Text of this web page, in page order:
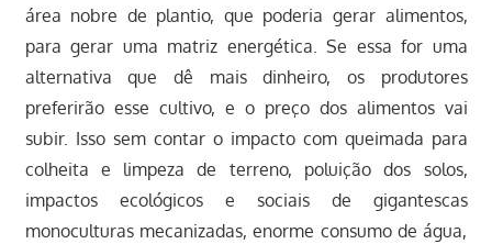
área nobre de plantio, que poderia gerar alimentos,
para gerar uma matriz energética. Se essa for uma
alternativa que dê mais dinheiro, os produtores
preferirão esse cultivo, e o preço dos alimentos vai
subir. Isso sem contar o impacto com queimada para
colheita e limpeza de terreno, poluição dos solos,
impactos ecológicos e sociais de gigantescas
monoculturas mecanizadas, enorme consumo de água,